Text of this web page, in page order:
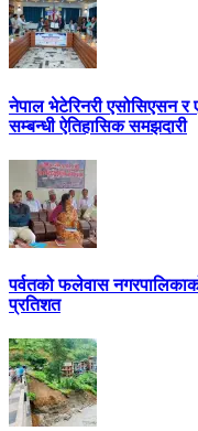
नेपाल भेटेरिनरी एसोसिएसन र
सम्बन्धी ऐतिहासिक समझदारी
पर्वतको फलेवास नगरपालिकाको
प्रतिशत